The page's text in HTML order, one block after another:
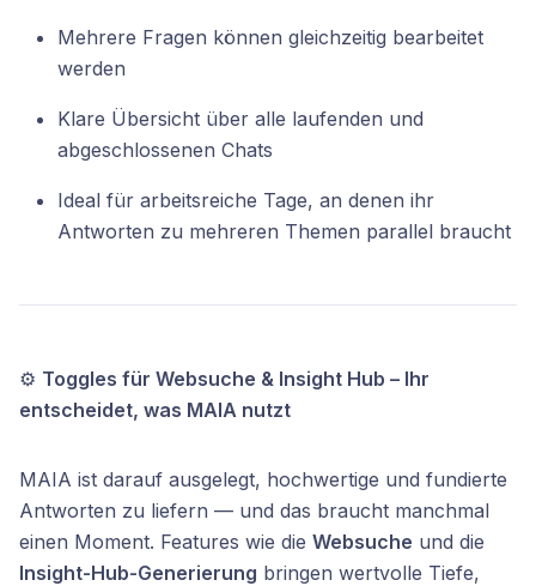
Mehrere Fragen können gleichzeitig bearbeitet
werden
Klare Übersicht über alle laufenden und
abgeschlossenen Chats
Ideal für arbeitsreiche Tage, an denen ihr
Antworten zu mehreren Themen parallel braucht
⚙️ Toggles für Websuche & Insight Hub – Ihr
entscheidet, was MAIA nutzt
MAIA ist darauf ausgelegt, hochwertige und fundierte
Antworten zu liefern — und das braucht manchmal
einen Moment. Features wie die Websuche und die
Insight-Hub-Generierung bringen wertvolle Tiefe,